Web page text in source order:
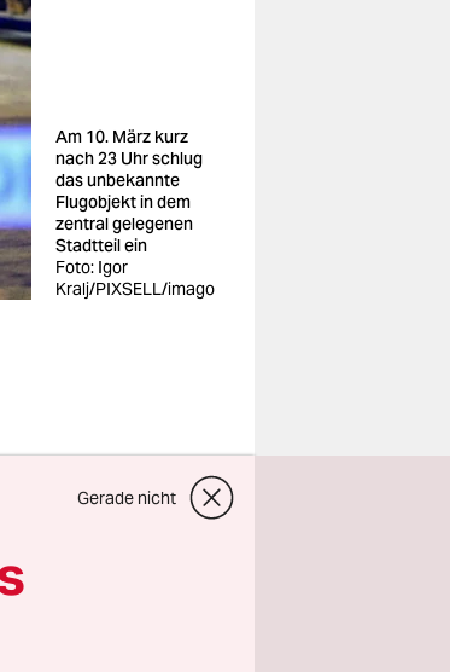
Am 10. März kurz
nach 23 Uhr schlug
das unbekannte
Flugobjekt in dem
zentral gelegenen
Stadtteil ein
Foto: Igor
Kralj/PIXSELL/imago
Gerade nicht